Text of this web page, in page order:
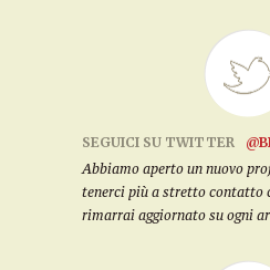
SEGUICI SU TWITTER
Abbiamo aperto un nuovo
tenerci più a stretto contatto
rimarrai aggiornato su ogni